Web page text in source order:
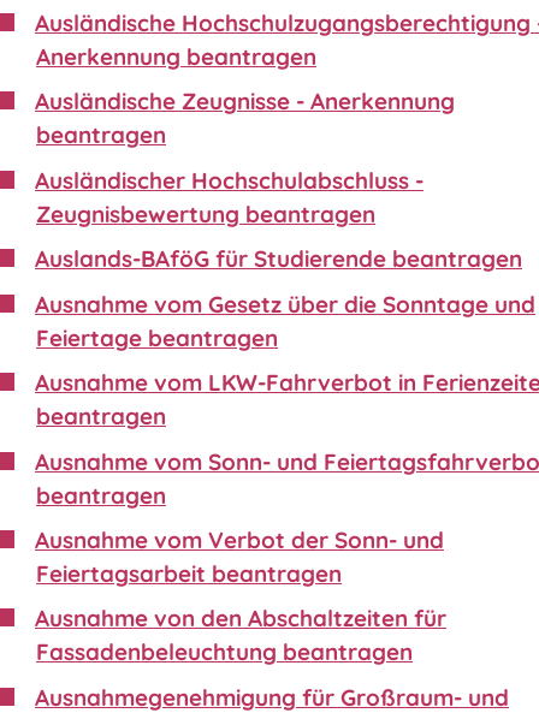
Ausländische Hochschulzugangsberechtigung
Anerkennung beantragen
Ausländische Zeugnisse - Anerkennung
beantragen
Ausländischer Hochschulabschluss -
Zeugnisbewertung beantragen
Auslands-BAföG für Studierende beantragen
Ausnahme vom Gesetz über die Sonntage und
Feiertage beantragen
Ausnahme vom LKW-Fahrverbot in
beantragen
Ausnahme vom Sonn- und
beantragen
Ausnahme vom Verbot der Sonn- und
Feiertagsarbeit beantragen
Ausnahme von den Abschaltzeiten für
Fassadenbeleuchtung beantragen
Ausnahmegenehmigung für Großraum- und